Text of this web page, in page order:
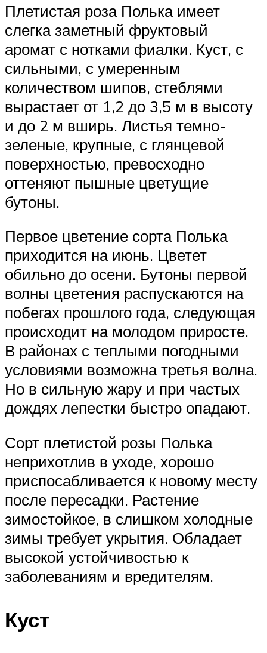
Плетистая роза Полька имеет
слегка заметный фруктовый
аромат с нотками фиалки. Куст, с
сильными, с умеренным
количеством шипов, стеблями
вырастает от 1,2 до 3,5 м в высоту
и до 2 м вширь. Листья темно-
зеленые, крупные, с глянцевой
поверхностью, превосходно
оттеняют пышные цветущие
бутоны.
Первое цветение сорта Полька
приходится на июнь. Цветет
обильно до осени. Бутоны первой
волны цветения распускаются на
побегах прошлого года, следующая
происходит на молодом приросте.
В районах с теплыми погодными
условиями возможна третья волна.
Но в сильную жару и при частых
дождях лепестки быстро опадают.
Сорт плетистой розы Полька
неприхотлив в уходе, хорошо
приспосабливается к новому месту
после пересадки. Растение
зимостойкое, в слишком холодные
зимы требует укрытия. Обладает
высокой устойчивостью к
заболеваниям и вредителям.
Куст